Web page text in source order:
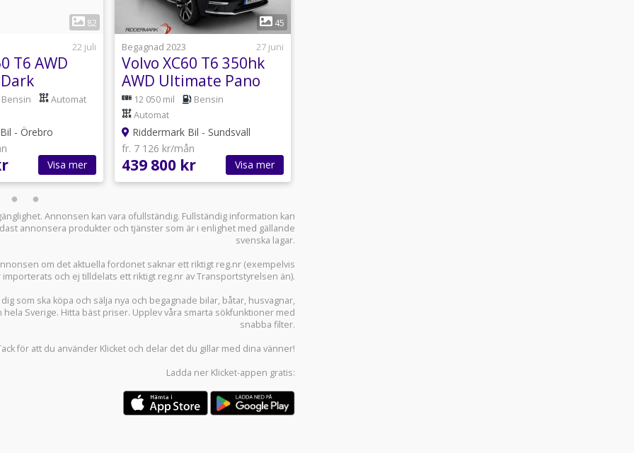
82
22 juli
T6 AWD
360°
Bensin Automat
- Örebro
Visa mer
1
45
Begagnad 2023
27 juni
Volvo XC60 T6 350hk
AWD Ultimate Pano
Värm H/K 360 Drag
HUD
12 050 mil
Bensin
Automat
Riddermark Bil - Sundsvall
fr. 7 126 kr/mån
439 800 kr Visa mer
Annonsen kan vara ofullständig. Fullständig information kan
annonsera produkter och tjänster som är i enlighet med gällande
svenska lagar.
om det aktuella fordonet saknar ett riktigt reg.nr (exempelvis
och ej tilldelats ett riktigt reg.nr av Transportstyrelsen än).
som ska köpa och sälja nya och begagnade bilar, båtar, husvagnar,
Sverige. Hitta bäst priser. Upplev våra smarta sökfunktioner med
snabba filter.
för att du använder Klicket och delar det du gillar med dina vänner!
Ladda ner Klicket-appen gratis: